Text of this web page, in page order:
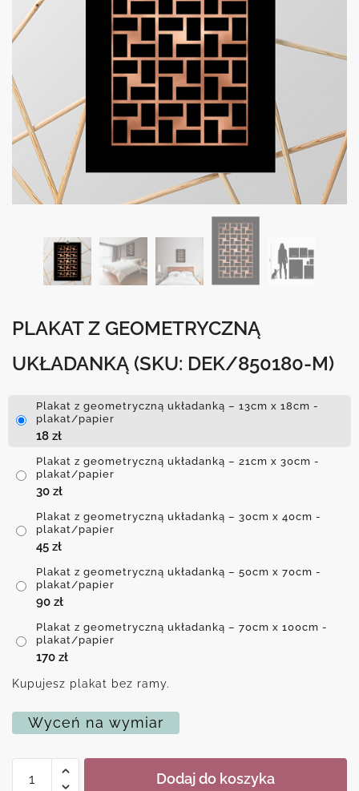
PLAKAT Z GEOMETRYCZNĄ
UKŁADANKĄ (SKU: DEK/850180-M)
Plakat z geometryczną układanką – 13cm x 18cm -
plakat/papier
18 zł
Plakat z geometryczną układanką – 21cm x 30cm -
plakat/papier
30 zł
Plakat z geometryczną układanką – 30cm x 40cm -
plakat/papier
45 zł
Plakat z geometryczną układanką – 50cm x 70cm -
plakat/papier
90 zł
Plakat z geometryczną układanką – 70cm x 100cm -
plakat/papier
170 zł
Kupujesz plakat bez ramy.
Wyceń na wymiar
ilość
Plakat
Dodaj do koszyka